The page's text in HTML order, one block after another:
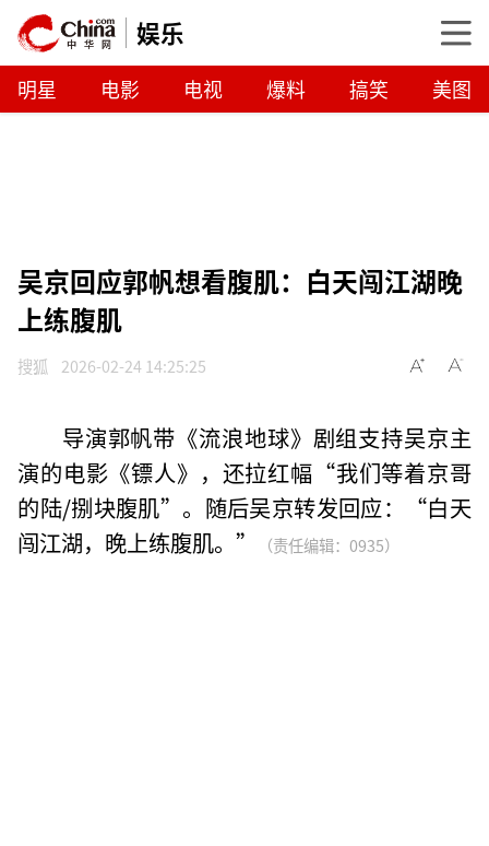
娱乐
明星 电影 电视 爆料 搞笑 美图
吴京回应郭帆想看腹肌：白天闯江湖晚
上练腹肌
搜狐 2026-02-24 14:25:25
导演郭帆带《流浪地球》剧组支持吴京主
演的电影《镖人》，还拉红幅“我们等着京哥
的陆/捌块腹肌”。随后吴京转发回应：“白天
闯江湖，晚上练腹肌。”
（责任编辑：0935）